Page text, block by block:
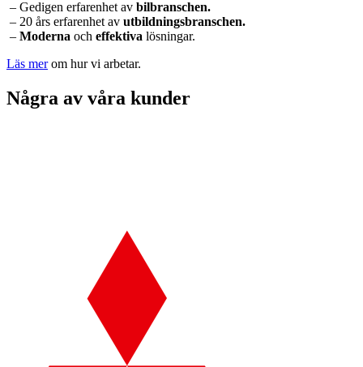
– Gedigen erfarenhet av bilbranschen.
– 20 års erfarenhet av utbildningsbranschen.
– Moderna och effektiva lösningar.
Läs merom hur vi arbetar.
Några av våra kunder